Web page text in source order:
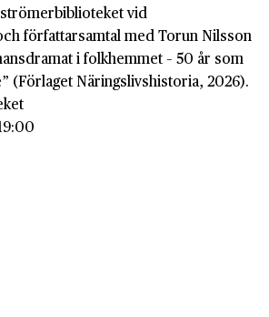
vid
författarsamtal med Torun Nilsson
i folkhemmet – 50 år som
(Förlaget Näringslivshistoria, 2026).